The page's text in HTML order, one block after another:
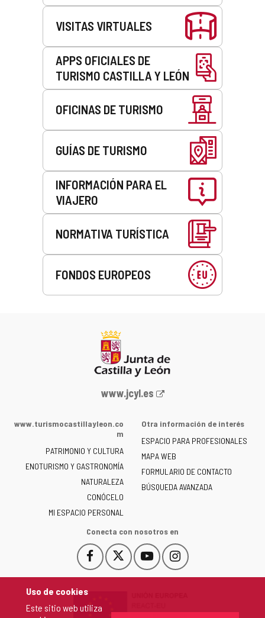
Uso de cookies
Este sitio web utiliza
VISITAS VIRTUALES
APPS OFICIALES DE
TURISMO CASTILLA Y LEÓN
OFICINAS DE TURISMO
GUÍAS DE TURISMO
INFORMACIÓN PARA EL
VIAJERO
NORMATIVA TURÍSTICA
FONDOS EUROPEOS
Portal
la
de
Castilla
y
León
-
www.jcyl.es
www.turismocastillayleon.co
m
PATRIMONIO Y CULTURA
ENOTURISMO Y GASTRONOMÍA
NATURALEZA
CONÓCELO
MI ESPACIO PERSONAL
Otra información de interés
ESPACIO PARA PROFESIONALES
MAPA WEB
FORMULARIO DE CONTACTO
BÚSQUEDA AVANZADA
Conecta con nosotros en
Facebook
Este
enlace
en
Este
enlace
YouTube
Este
enlace
Instagram
Este
enlace